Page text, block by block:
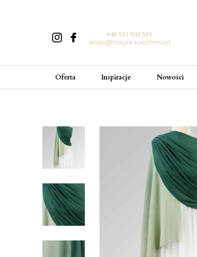
+48 533 501 533
sklep@magia-kaszmiru.pl
Oferta Inspiracje Nowości